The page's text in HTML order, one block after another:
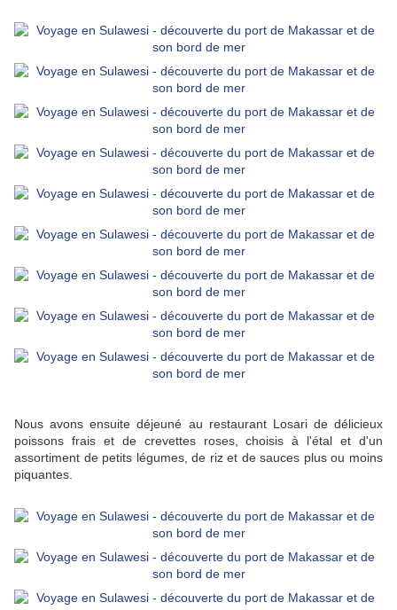
Nous avons ensuite déjeuné au restaurant Losari de délicieux
poissons frais et de crevettes roses, choisis à l'étal et d'un
assortiment de petits légumes, de riz et de sauces plus ou moins
piquantes.